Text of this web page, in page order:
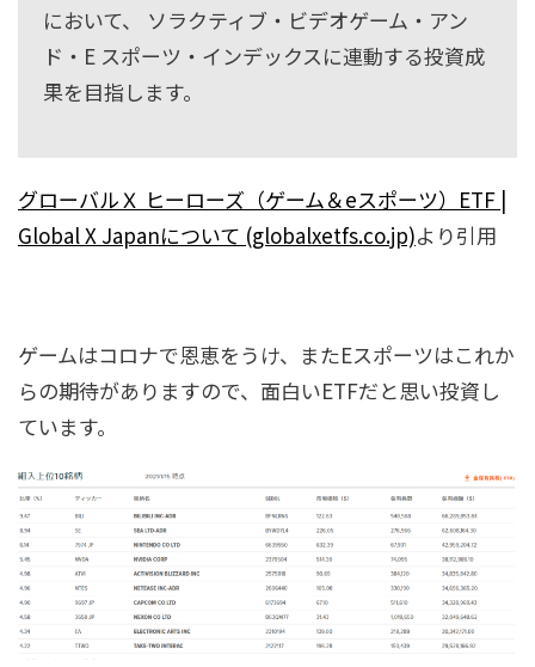
において、 ソラクティブ・ビデオゲーム・アン
ド・E スポーツ・インデックスに連動する投資成
果を目指します。
グローバルＸ ヒーローズ（ゲーム＆eスポーツ）ETF |
Global X Japanについて (globalxetfs.co.jp)より引用
ゲームはコロナで恩恵をうけ、またEスポーツはこれか
らの期待がありますので、面白いETFだと思い投資し
ています。